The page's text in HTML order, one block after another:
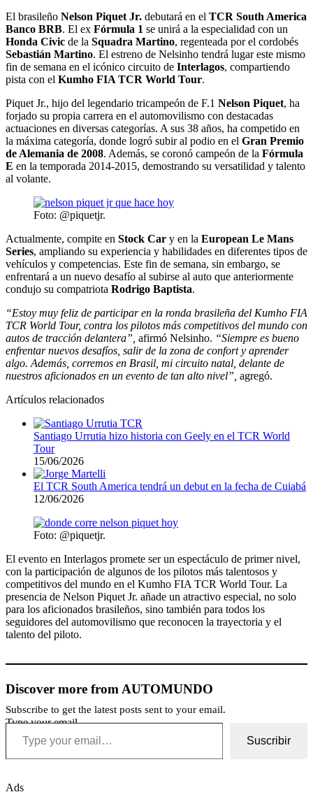
El brasileño Nelson Piquet Jr. debutará en el TCR South America
Banco BRB. El ex Fórmula 1 se unirá a la especialidad con un
Honda Civic de la Squadra Martino, regenteada por el cordobés
Sebastián Martino. El estreno de Nelsinho tendrá lugar este mismo
fin de semana en el icónico circuito de Interlagos, compartiendo
pista con el Kumho FIA TCR World Tour.
Piquet Jr., hijo del legendario tricampeón de F.1 Nelson Piquet, ha
forjado su propia carrera en el automovilismo con destacadas
actuaciones en diversas categorías. A sus 38 años, ha competido en
la máxima categoría, donde logró subir al podio en el Gran Premio
de Alemania de 2008. Además, se coronó campeón de la Fórmula
E en la temporada 2014-2015, demostrando su versatilidad y talento
al volante.
Foto: @piquetjr.
Actualmente, compite en Stock Car y en la European Le Mans
Series, ampliando su experiencia y habilidades en diferentes tipos de
vehículos y competencias. Este fin de semana, sin embargo, se
enfrentará a un nuevo desafío al subirse al auto que anteriormente
condujo su compatriota Rodrigo Baptista.
“Estoy muy feliz de participar en la ronda brasileña del Kumho FIA
TCR World Tour, contra los pilotos más competitivos del mundo con
autos de tracción delantera”, afirmó Nelsinho. “Siempre es bueno
enfrentar nuevos desafíos, salir de la zona de confort y aprender
algo. Además, corremos en Brasil, mi circuito natal, delante de
nuestros aficionados en un evento de tan alto nivel”, agregó.
Artículos relacionados
Santiago Urrutia hizo historia con Geely en el TCR World
Tour
15/06/2026
El TCR South America tendrá un debut en la fecha de Cuiabá
12/06/2026
Foto: @piquetjr.
El evento en Interlagos promete ser un espectáculo de primer nivel,
con la participación de algunos de los pilotos más talentosos y
competitivos del mundo en el Kumho FIA TCR World Tour. La
presencia de Nelson Piquet Jr. añade un atractivo especial, no solo
para los aficionados brasileños, sino también para todos los
seguidores del automovilismo que reconocen la trayectoria y el
talento del piloto.
Discover more from AUTOMUNDO
Subscribe to get the latest posts sent to your email.
Type your email…
Suscribir
Ads